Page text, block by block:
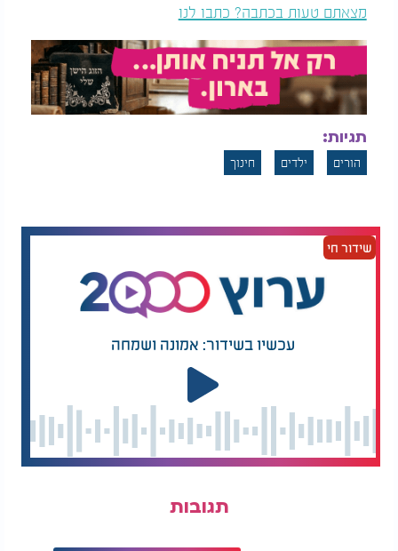
"אתה אחראי לנקות את מה שלכלכת". כאן הילד לומד
מטרת החינוך אינה לגרום לילד לסבול, אלא לגרום לו
להתפתח. לא לשבור את הרצון שלו, אלא לכוון אותו.
המלצות נוספות
שבתוככם?
כיצד יקבלו את
תפילותינו ברצון?
משמעת איננה נקמה על מה שהיה, אלא חינוך לקראת
כאשר ילד לא סידר את המשחקים, וההורה אומר לו
שמכיוון שלא שמר על המשחקים הוא לא ישחק בהם יום
או יומיים, יש כאן קשר הגיוני בין המעשה לבין התוצאה.
המסר הוא: מי שרוצה ליהנות ממשחק, צריך גם לדעת
לעומת זאת, ענישה נובעת פעמים רבות מתוך כעס,
מצאתם טעות בכתבה? כתבו לנו
תגיות:
הורים ילדים חינוך
שידור חי
עכשיו בשידור: אמונה ושמחה
תגובות